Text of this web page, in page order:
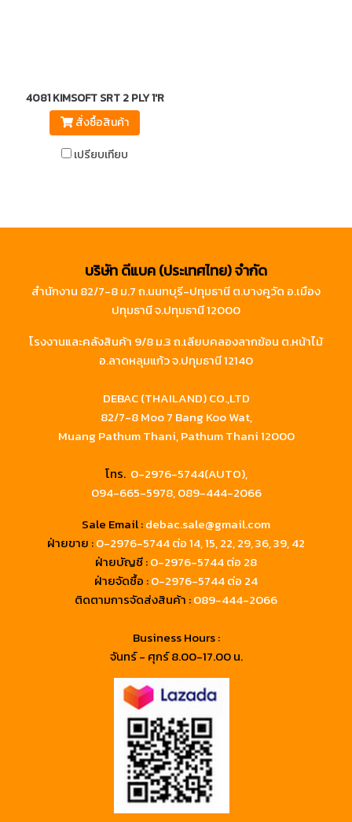
4081 KIMSOFT SRT 2 PLY 1'R
สั่งซื้อสินค้า
เปรียบเทียบ
บริษัท ดีแบค (ประเทศไทย) จำกัด
สำนักงาน 82/7-8 ม.7 ถ.นนทบุรี-ปทุมธานี ต.บางคูวัด อ.เมือง
ปทุมธานี จ.ปทุมธานี 12000
โรงงานและคลังสินค้า 9/8 ม.3 ถ.เลียบคลองลากฆ้อน ต.หน้าไม้
อ.ลาดหลุมแก้ว จ.ปทุมธานี 12140
DEBAC (THAILAND) CO.,LTD
82/7-8 Moo 7 Bang Koo Wat,
Muang Pathum Thani, Pathum Thani 12000
โทร. 0-2976-5744(AUTO),
094-665-5978,089-444-2066
Sale Email :debac.sale@gmail.com
ฝ่ายขาย :0-2976-5744ต่อ 14, 15, 22, 29, 36, 39, 42
ฝ่ายบัญชี :0-2976-5744 ต่อ 28
ฝ่ายจัดซื้อ :0-2976-5744 ต่อ 24
ติดตามการจัดส่งสินค้า :089-444-2066
Business Hours :
จันทร์ - ศุกร์ 8.00-17.00 น.